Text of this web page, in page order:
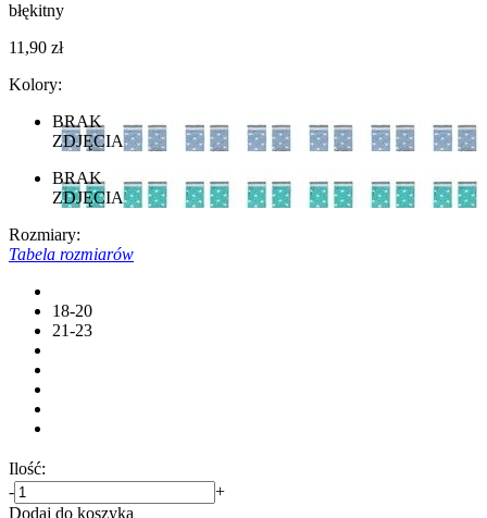
błękitny
11,90 zł
Kolory:
BRAK
ZDJĘCIA
BRAK
ZDJĘCIA
Rozmiary:
Tabela rozmiarów
18-20
21-23
Ilość:
-
+
Dodaj do koszyka